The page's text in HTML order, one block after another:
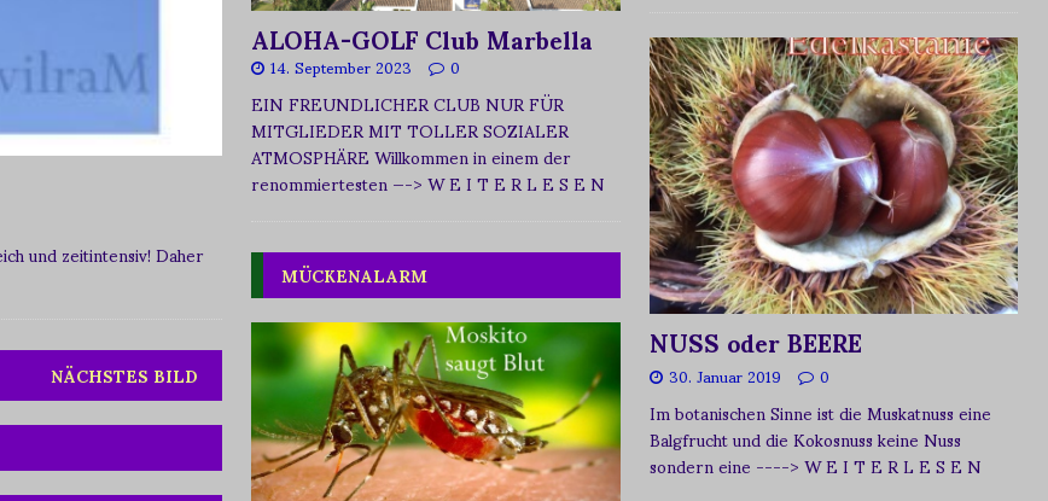
und zeitintensiv! Daher
NÄCHSTES BILD
ALOHA-GOLF Club Marbella
14. September 2023 0
EIN FREUNDLICHER CLUB NUR FÜR
MITGLIEDER MIT TOLLER SOZIALER
ATMOSPHÄRE Willkommen in einem der
renommiertesten—-> W E I T E R L E S E N
MÜCKENALARM
NUSS oder BEERE
30. Januar 2019 0
Im botanischen Sinne ist die Muskatnuss eine
Balgfrucht und die Kokosnuss keine Nuss
sondern eine----> W E I T E R L E S E N